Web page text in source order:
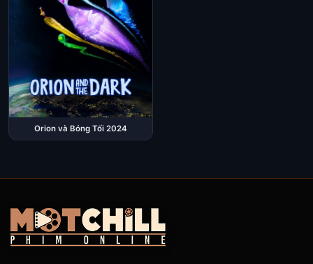
Orion và Bóng Tối 2024